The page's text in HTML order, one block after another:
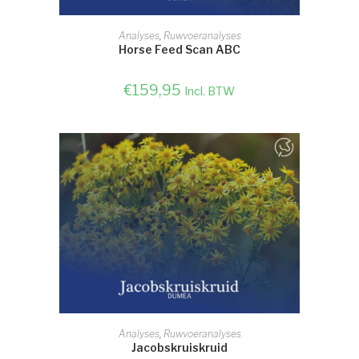
SELECTEER OPTIE
Analyses, Ruwvoeranalyses
Horse Feed Scan ABC
€159,95 Incl. BTW
SELECTEER OPTIE
Analyses, Ruwvoeranalyses
Jacobskruiskruid